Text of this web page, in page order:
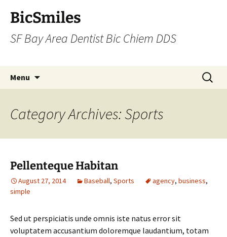
BicSmiles
SF Bay Area Dentist Bic Chiem DDS
Menu
Search
for:
Category Archives: Sports
Pellenteque Habitan
August 27, 2014 Baseball, Sports agency, business,
simple
Sed ut perspiciatis unde omnis iste natus error sit
voluptatem accusantium doloremque laudantium, totam